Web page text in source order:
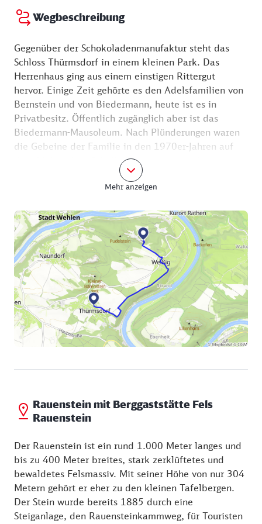
Wegbeschreibung
Gegenüber der Schokoladenmanufaktur steht das
Schloss Thürmsdorf in einem kleinen Park. Das
Herrenhaus ging aus einem einstigen Rittergut
hervor. Einige Zeit gehörte es den Adelsfamilien von
Bernstein und von Biedermann, heute ist es in
Privatbesitz. Öffentlich zugänglich aber ist das
Biedermann-Mausoleum. Nach Plünderungen waren
die Gebeine der Familie in den 1970er-Jahren auf
den Königsteiner Friedhof umgesetzt worden, seit
2016 trägt das restaurierte Mausoleum den Namen
Malerweg-Kapelle. Sie erreichen sie, wenn Sie der
Stück in den Wald laufen. Verpassen Sie nicht die
schöne Aussicht auf Lilienstein und Königstein mit
der Elbe dazwischen! Der als Malerweg sowie mit
einem gelben Strich gekennzeichnete Weg entlang
von Feld und Wald bringt Sie – oberhalb der Elbe –
in das 120-Seelen-Dorf Weißig. Der Kern mit seinen
alten Bauernhöfen steht unter Denkmalschutz.
Folgen Sie nun dem ausgeschilderten Weg zwischen
Feldern zum Rauenstein. Ein leicht zu gehender Weg
mit Treppen bringt Sie direkt hoch zur
Mehr anzeigen
Rauenstein mit Berggaststätte Fels
Rauenstein
Der Rauenstein ist ein rund 1.000 Meter langes und
bis zu 400 Meter breites, stark zerklüftetes und
bewaldetes Felsmassiv. Mit seiner Höhe von nur 304
Metern gehört er eher zu den kleinen Tafelbergen.
Der Stein wurde bereits 1885 durch eine
Steiganlage, den Rauensteinkammweg, für Touristen